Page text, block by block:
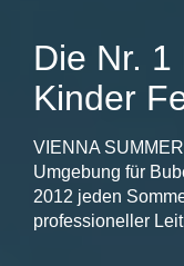
Die Nr.
Kinder
VIENNA
Umgebung für
2012 jeden
professioneller